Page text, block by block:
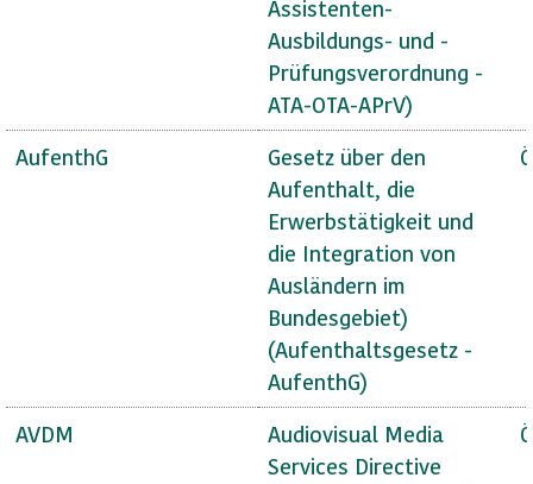
Assistenten-
Ausbildungs- und -
Prüfungsverordnung -
ATA-OTA-APrV)
AufenthG
Gesetz über den
Aufenthalt, die
Erwerbstätigkeit und
die Integration von
Ausländern im
Bundesgebiet)
(Aufenthaltsgesetz -
AufenthG)
AVDM
Audiovisual Media
Services Directive